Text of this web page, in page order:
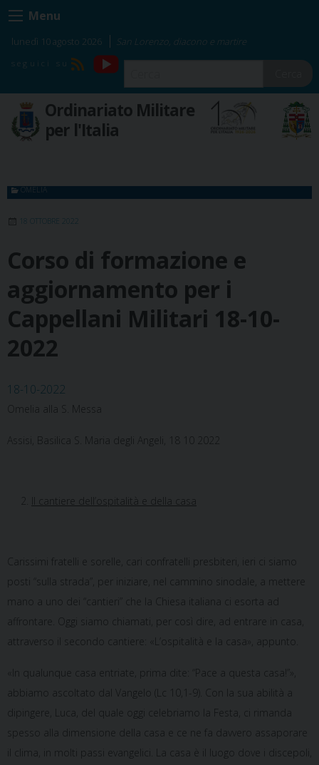
Skip
to
content
Menu
lunedì 10 agosto 2026 San Lorenzo, diacono e martire
RSS
YouTube
Ordinariato Militare
per l'Italia
OMELIA
18 OTTOBRE 2022
Corso di formazione e
aggiornamento per i
Cappellani Militari 18-10-
2022
18-10-2022
Omelia alla S. Messa
Assisi, Basilica S. Maria degli Angeli, 18 10 2022
Il cantiere dell’ospitalità e della casa
Carissimi fratelli e sorelle, cari confratelli presbiteri, ieri ci siamo
posti “sulla strada”, per iniziare, nel cammino sinodale, a mettere
mano a uno dei “cantieri” che la Chiesa italiana ci esorta ad
affrontare. Oggi siamo chiamati, per così dire, ad entrare in casa,
attraverso il secondo cantiere: «L’ospitalità e la casa», appunto.
«In qualunque casa entriate, prima dite: “Pace a questa casa!”»,
abbiamo ascoltato dal Vangelo (Lc 10,1-9). Con la sua abilità a
dipingere, Luca, del quale oggi celebriamo la Festa, ci rimanda
spesso alla dimensione della casa e ce ne fa davvero assaporare
il clima, in molti passi evangelici. La casa è il luogo dove i discepoli,